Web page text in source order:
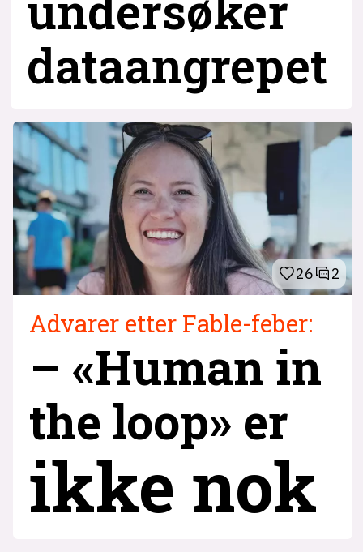
dataangrepet
26 2
Advarer etter Fable-feber:
– «Human in
the loop» er
ikke nok